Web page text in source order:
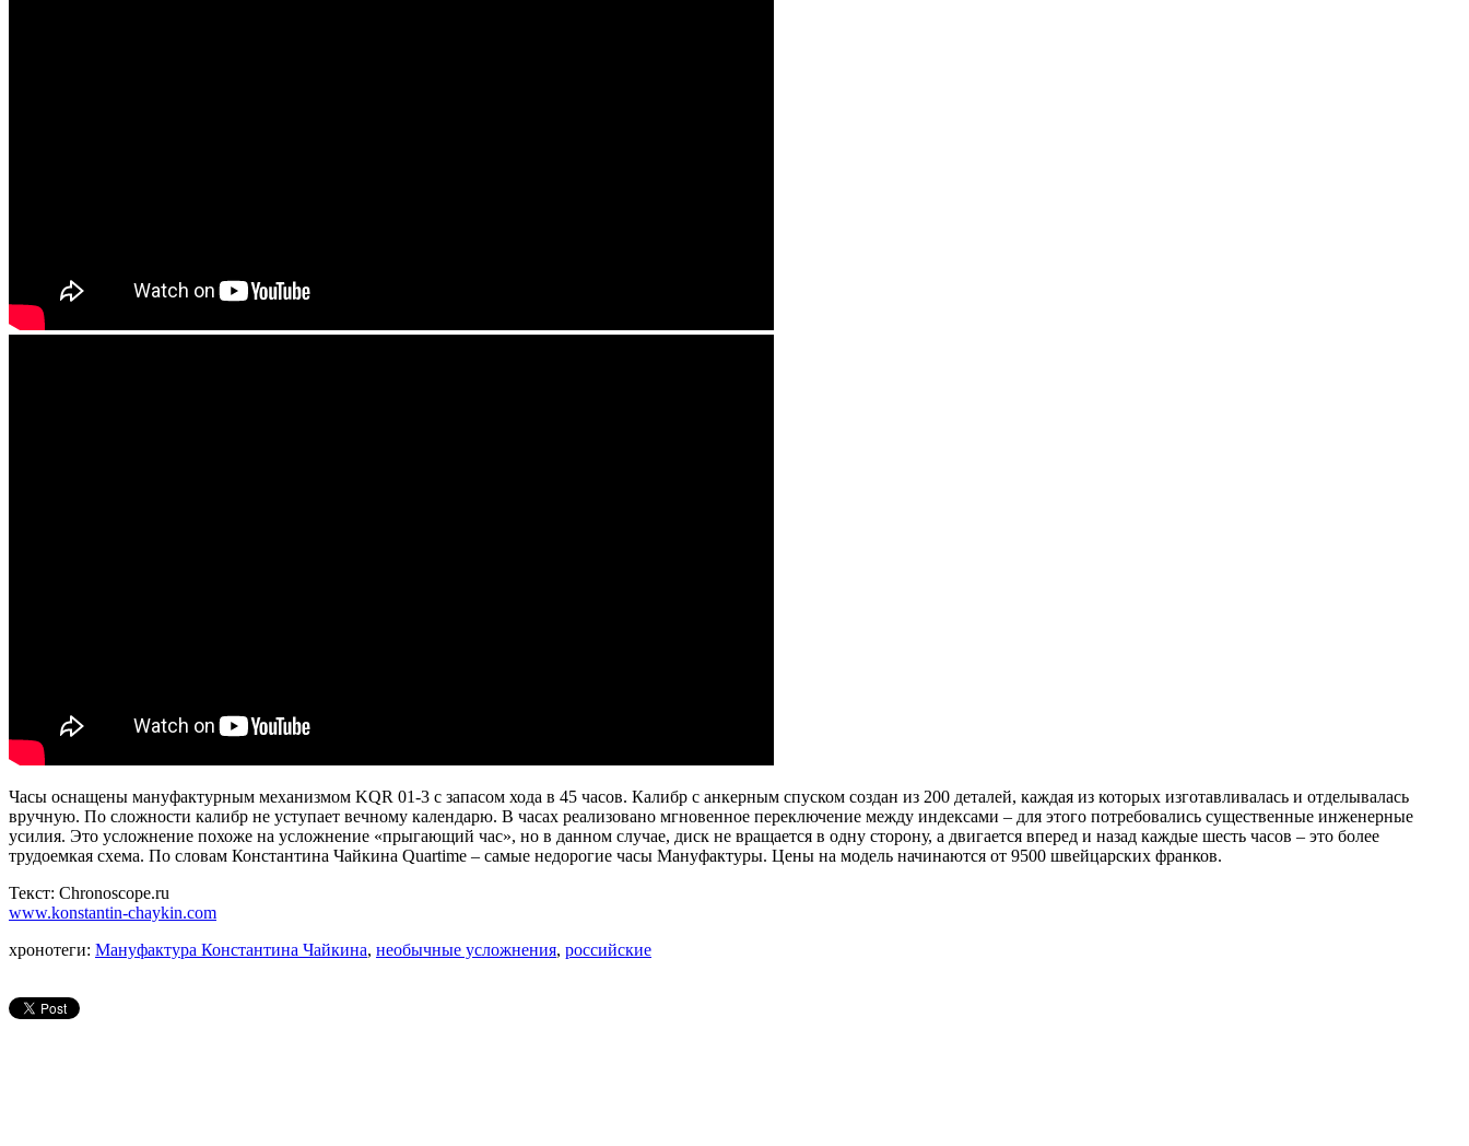
Часы оснащены мануфактурным механизмом KQR 01-3 с запасом хода в 45 часов. Калибр с анкерным спуском создан из 200 деталей, каждая из которых изготавливалась и отделывалась
вручную. По сложности калибр не уступает вечному календарю. В часах реализовано мгновенное переключение между индексами – для этого потребовались существенные инженерные
усилия. Это усложнение похоже на усложнение «прыгающий час», но в данном случае, диск не вращается в одну сторону, а двигается вперед и назад каждые шесть часов – это более
трудоемкая схема. По словам Константина Чайкина Quartime – самые недорогие часы Мануфактуры. Цены на модель начинаются от 9500 швейцарских франков.
Текст: Chronoscope.ru
www.konstantin-chaykin.com
хронотеги: Мануфактура Константина Чайкина, необычные усложнения, российские